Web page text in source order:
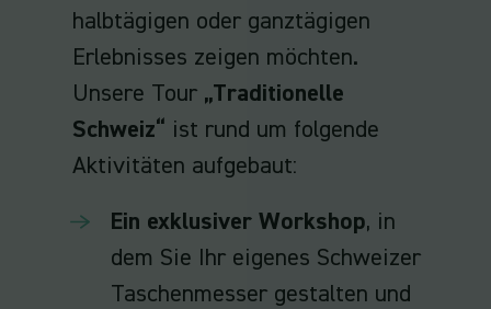
halbtägigen oder ganztägigen
Erlebnisses zeigen möchten.
Unsere Tour „Traditionelle
Schweiz“ ist rund um folgende
Aktivitäten aufgebaut:
Ein exklusiver Workshop, in
dem Sie Ihr eigenes Schweizer
Taschenmesser gestalten und